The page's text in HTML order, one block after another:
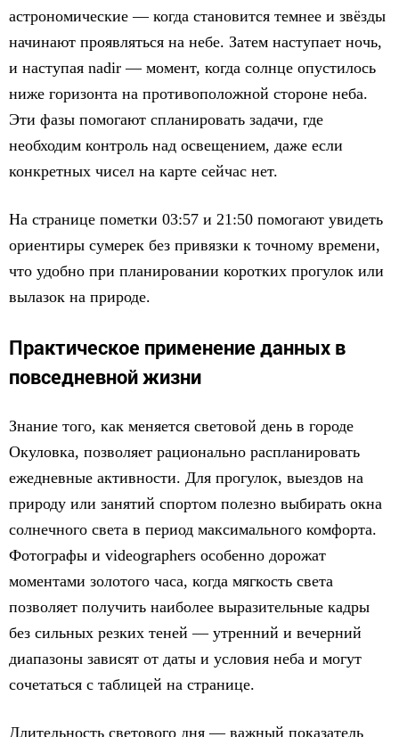
астрономические — когда становится темнее и звёзды
начинают проявляться на небе. Затем наступает ночь,
и наступая nadir — момент, когда солнце опустилось
ниже горизонта на противоположной стороне неба.
Эти фазы помогают спланировать задачи, где
необходим контроль над освещением, даже если
конкретных чисел на карте сейчас нет.
На странице пометки 03:57 и 21:50 помогают увидеть
ориентиры сумерек без привязки к точному времени,
что удобно при планировании коротких прогулок или
вылазок на природe.
Практическое применение данных в
повседневной жизни
Знание того, как меняется световой день в городе
Окуловка, позволяет рационально распланировать
ежедневные активности. Для прогулок, выездов на
природу или занятий спортом полезно выбирать окна
солнечного света в период максимального комфорта.
Фотографы и videographers особенно дорожат
моментами золотого часа, когда мягкость света
позволяет получить наиболее выразительные кадры
без сильных резких теней — утренний и вечерний
диапазоны зависят от даты и условия неба и могут
сочетаться с таблицей на странице.
Длительность светового дня — важный показатель